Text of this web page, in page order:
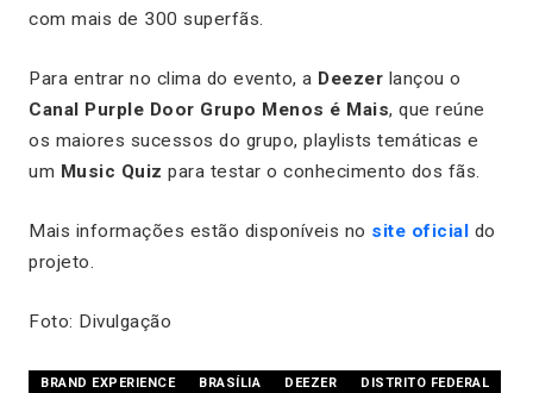
com mais de 300 superfãs.
Para entrar no clima do evento, a Deezer lançou o
Canal Purple Door Grupo Menos é Mais, que reúne
os maiores sucessos do grupo, playlists temáticas e
um Music Quiz para testar o conhecimento dos fãs.
Mais informações estão disponíveis no site oficial do
projeto.
Foto: Divulgação
BRAND EXPERIENCE BRASÍLIA DEEZER
DISTRITO FEDERAL